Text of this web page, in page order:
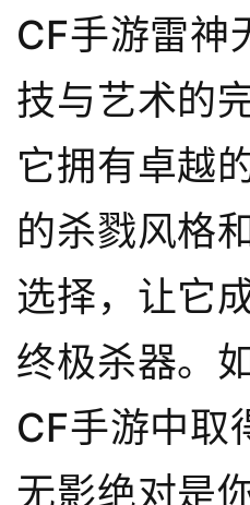
CF手游雷神
技与艺术的
它拥有卓越
的杀戮风格
选择，让它
终极杀器。
CF手游中取
无影绝对是